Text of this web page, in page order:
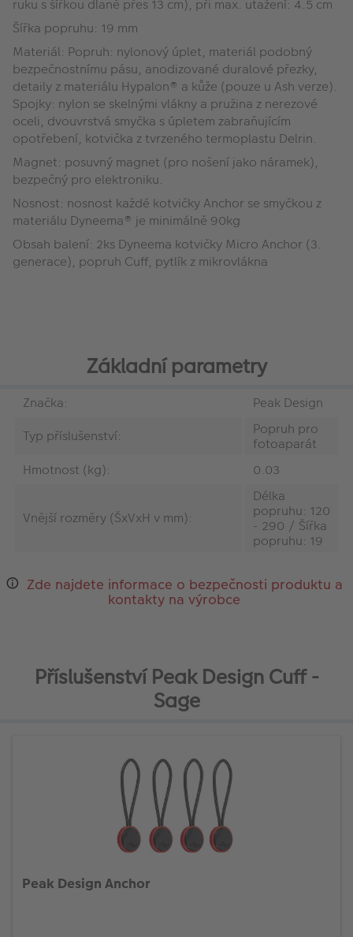
ruku s šířkou dlaně přes 13 cm), při max. utažení: 4.5 cm
Šířka popruhu: 19 mm
Materiál: Popruh: nylonový úplet, materiál podobný
bezpečnostnímu pásu, anodizované duralové přezky,
detaily z materiálu Hypalon® a kůže (pouze u Ash verze).
Spojky: nylon se skelnými vlákny a pružina z nerezové
oceli, dvouvrstvá smyčka s úpletem zabraňujícím
opotřebení, kotvička z tvrzeného termoplastu Delrin.
Magnet: posuvný magnet (pro nošení jako náramek),
bezpečný pro elektroniku.
Nosnost: nosnost každé kotvičky Anchor se smyčkou z
materiálu Dyneema® je minimálně 90kg
Obsah balení: 2ks Dyneema kotvičky Micro Anchor (3.
generace), popruh Cuff, pytlík z mikrovlákna
Základní parametry
Značka:
Peak Design
Typ příslušenství:
Popruh pro
fotoaparát
Hmotnost (kg):
0.03
Vnější rozměry (ŠxVxH v mm):
Délka
popruhu: 120
- 290 / Šířka
popruhu: 19
Zde najdete informace o bezpečnosti produktu a
kontakty na výrobce
Příslušenství Peak Design Cuff -
Sage
Peak Design Anchor